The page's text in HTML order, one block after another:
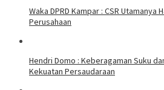
Waka DPRD Kampar : CSR Utamanya
Perusahaan
Hendri Domo : Keberagaman Suku
Kekuatan Persaudaraan